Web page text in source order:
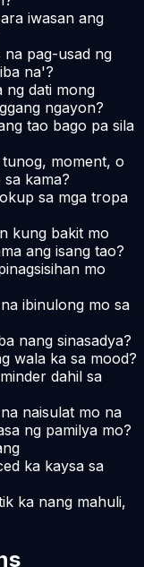
iwasan ang
na pag-usad ng
na'?
ng dati mong
ngayon?
tao bago pa sila
moment, o
kama?
sa mga tropa
kung bakit mo
ang isang tao?
mo
ibinulong mo sa
nang sinasadya?
wala ka sa mood?
dahil sa
naisulat mo na
ng pamilya mo?
ka kaysa sa
ka nang mahuli,